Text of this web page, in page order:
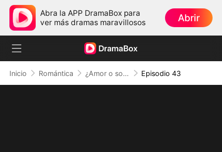
Abra la APP DramaBox para
ver más dramas maravillosos
Abrir
Inicio Romántica ¿Amor o solo un sueño? Episodio 43